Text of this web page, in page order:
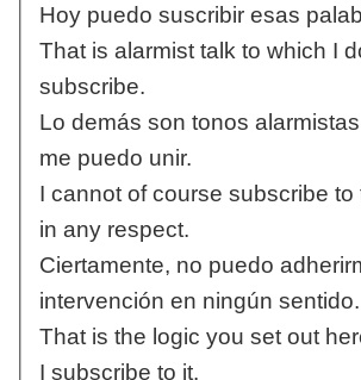
Hoy puedo suscribir esas
That is alarmist talk to which I
subscribe.
Lo demás son tonos
me puedo unir.
I cannot of course subscribe to
in any respect.
Ciertamente, no puedo
intervención en ningún sentido.
That is the logic you set out
I subscribe to it.